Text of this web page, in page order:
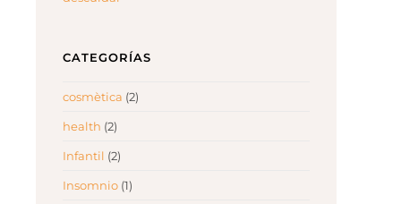
CATEGORÍAS
cosmètica (2)
health (2)
Infantil (2)
Insomnio (1)